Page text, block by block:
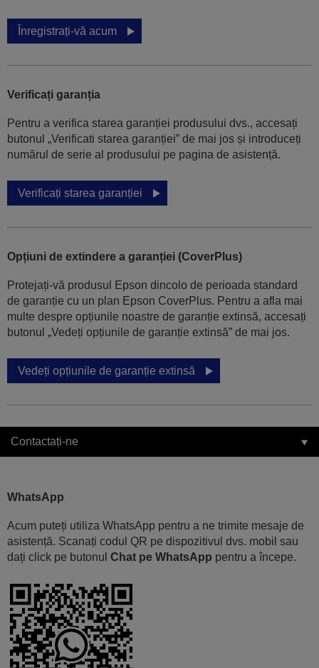
Înregistrați-vă acum
Verificați garanția
Pentru a verifica starea garanției produsului dvs., accesați
butonul „Verificati starea garanției” de mai jos și introduceți
numărul de serie al produsului pe pagina de asistență.
Verificați starea garanției
Opțiuni de extindere a garanției (CoverPlus)
Protejați-vă produsul Epson dincolo de perioada standard
de garanție cu un plan Epson CoverPlus. Pentru a afla mai
multe despre opțiunile noastre de garanție extinsă, accesați
butonul „Vedeți opțiunile de garanție extinsă” de mai jos.
Vedeți opțiunile de garanție extinsă
Contactați-ne
WhatsApp
Acum puteți utiliza WhatsApp pentru a ne trimite mesaje de
asistență. Scanați codul QR pe dispozitivul dvs. mobil sau
dați click pe butonul Chat pe WhatsApp pentru a începe.